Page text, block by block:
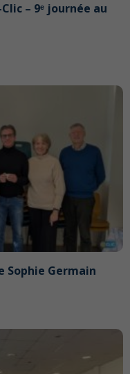
– 9ᵉ journée au
Sophie Germain